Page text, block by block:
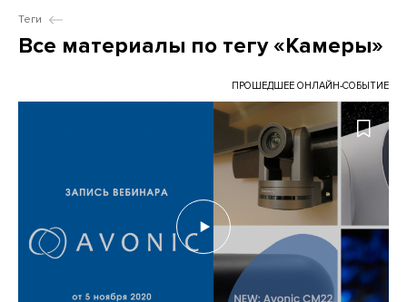
Теги
Все материалы по тегу «Камеры»
ПРОШЕДШЕЕ ОНЛАЙН-СОБЫТИЕ